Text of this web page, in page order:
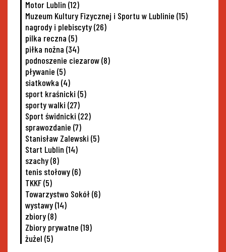
Motor Lublin (12)
Muzeum Kultury Fizycznej i Sportu w Lublinie (15)
nagrody i plebiscyty(26)
pilka reczna (5)
piłka nożna (34)
podnoszenie ciezarow(8)
pływanie (5)
siatkowka (4)
sport kraśnicki (5)
sporty walki (27)
Sport świdnicki (22)
sprawozdanie (7)
Stanisław Zalewski (5)
Start Lublin (14)
szachy(8)
tenis stołowy(6)
TKKF(5)
Towarzystwo Sokół(6)
wystawy(14)
zbiory(8)
Zbiory prywatne (19)
żużel (5)